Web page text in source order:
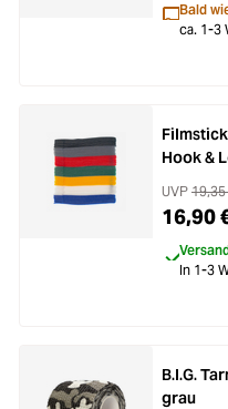
Bald
ca. 1-3
Hook &
UVP
16,90
In 1-3
B.I.G.
grau